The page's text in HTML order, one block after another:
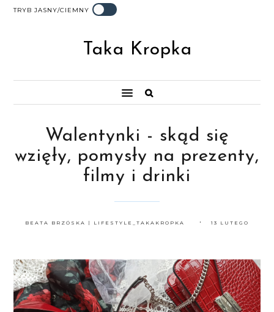
TRYB JASNY/CIEMNY
Taka Kropka
Walentynki - skąd się
wzięły, pomysły na prezenty,
filmy i drinki
BEATA BRZÓSKA | LIFESTYLE_TAKAKROPKA 13 LUTEGO